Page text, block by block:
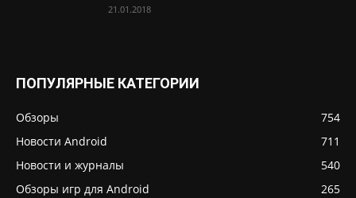
21.01.2018
ПОПУЛЯРНЫЕ КАТЕГОРИИ
Обзоры
754
Новости Android
711
Новости и журналы
540
Обзоры игр для Android
265